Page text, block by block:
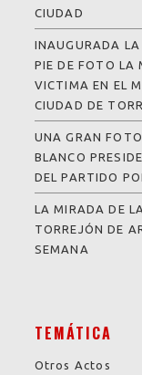
CIUDAD
INAUGURADA
PIE DE FOTO LA
VICTIMA EN EL
CIUDAD DE
UNA GRAN
BLANCO
DEL PARTIDO
LA MIRADA DE
TORREJÓN DE
SEMANA
TEMÁTICA
Otros Actos